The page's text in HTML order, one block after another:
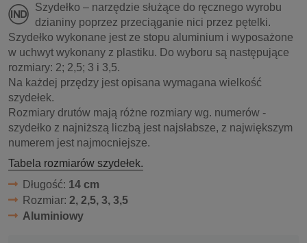
Szydełko – narzędzie służące do ręcznego wyrobu
dzianiny poprzez przeciąganie nici przez pętelki.
Szydełko wykonane jest ze stopu aluminium i wyposażone
w uchwyt wykonany z plastiku. Do wyboru są następujące
rozmiary: 2; 2,5; 3 i 3,5.
Na każdej przędzy jest opisana wymagana wielkość
szydełek.
Rozmiary drutów mają różne rozmiary wg. numerów -
szydełko z najniższą liczbą jest najsłabsze, z największym
numerem jest najmocniejsze.
Tabela rozmiarów szydełek.
Długość: 14 cm
Rozmiar: 2, 2,5, 3, 3,5
Aluminiowy